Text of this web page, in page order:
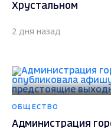
Хрустальном
2 дня назад
ОБЩЕСТВО
Администрация